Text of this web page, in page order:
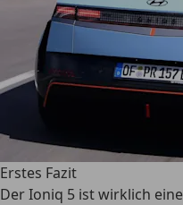
Erstes Fazit
Der Ioniq 5 ist wirklich